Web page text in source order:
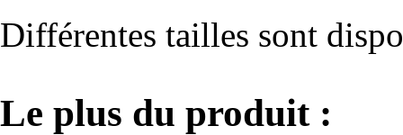
Différentes tailles sont
Le plus du produit :